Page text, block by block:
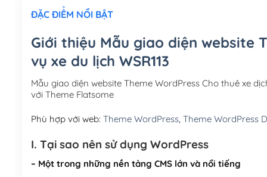
ĐẶC ĐIỂM NỔI BẬT
Giới thiệu Mẫu giao diện website
vụ xe du lịch WSR113
Mẫu giao diện website Theme WordPress Cho thuê xe
với Theme Flatsome
Phù hợp với web: Theme WordPress, Theme WordPress
I. Tại sao nên sử dụng WordPress
– Một trong những nền tảng CMS lớn và nổi tiếng